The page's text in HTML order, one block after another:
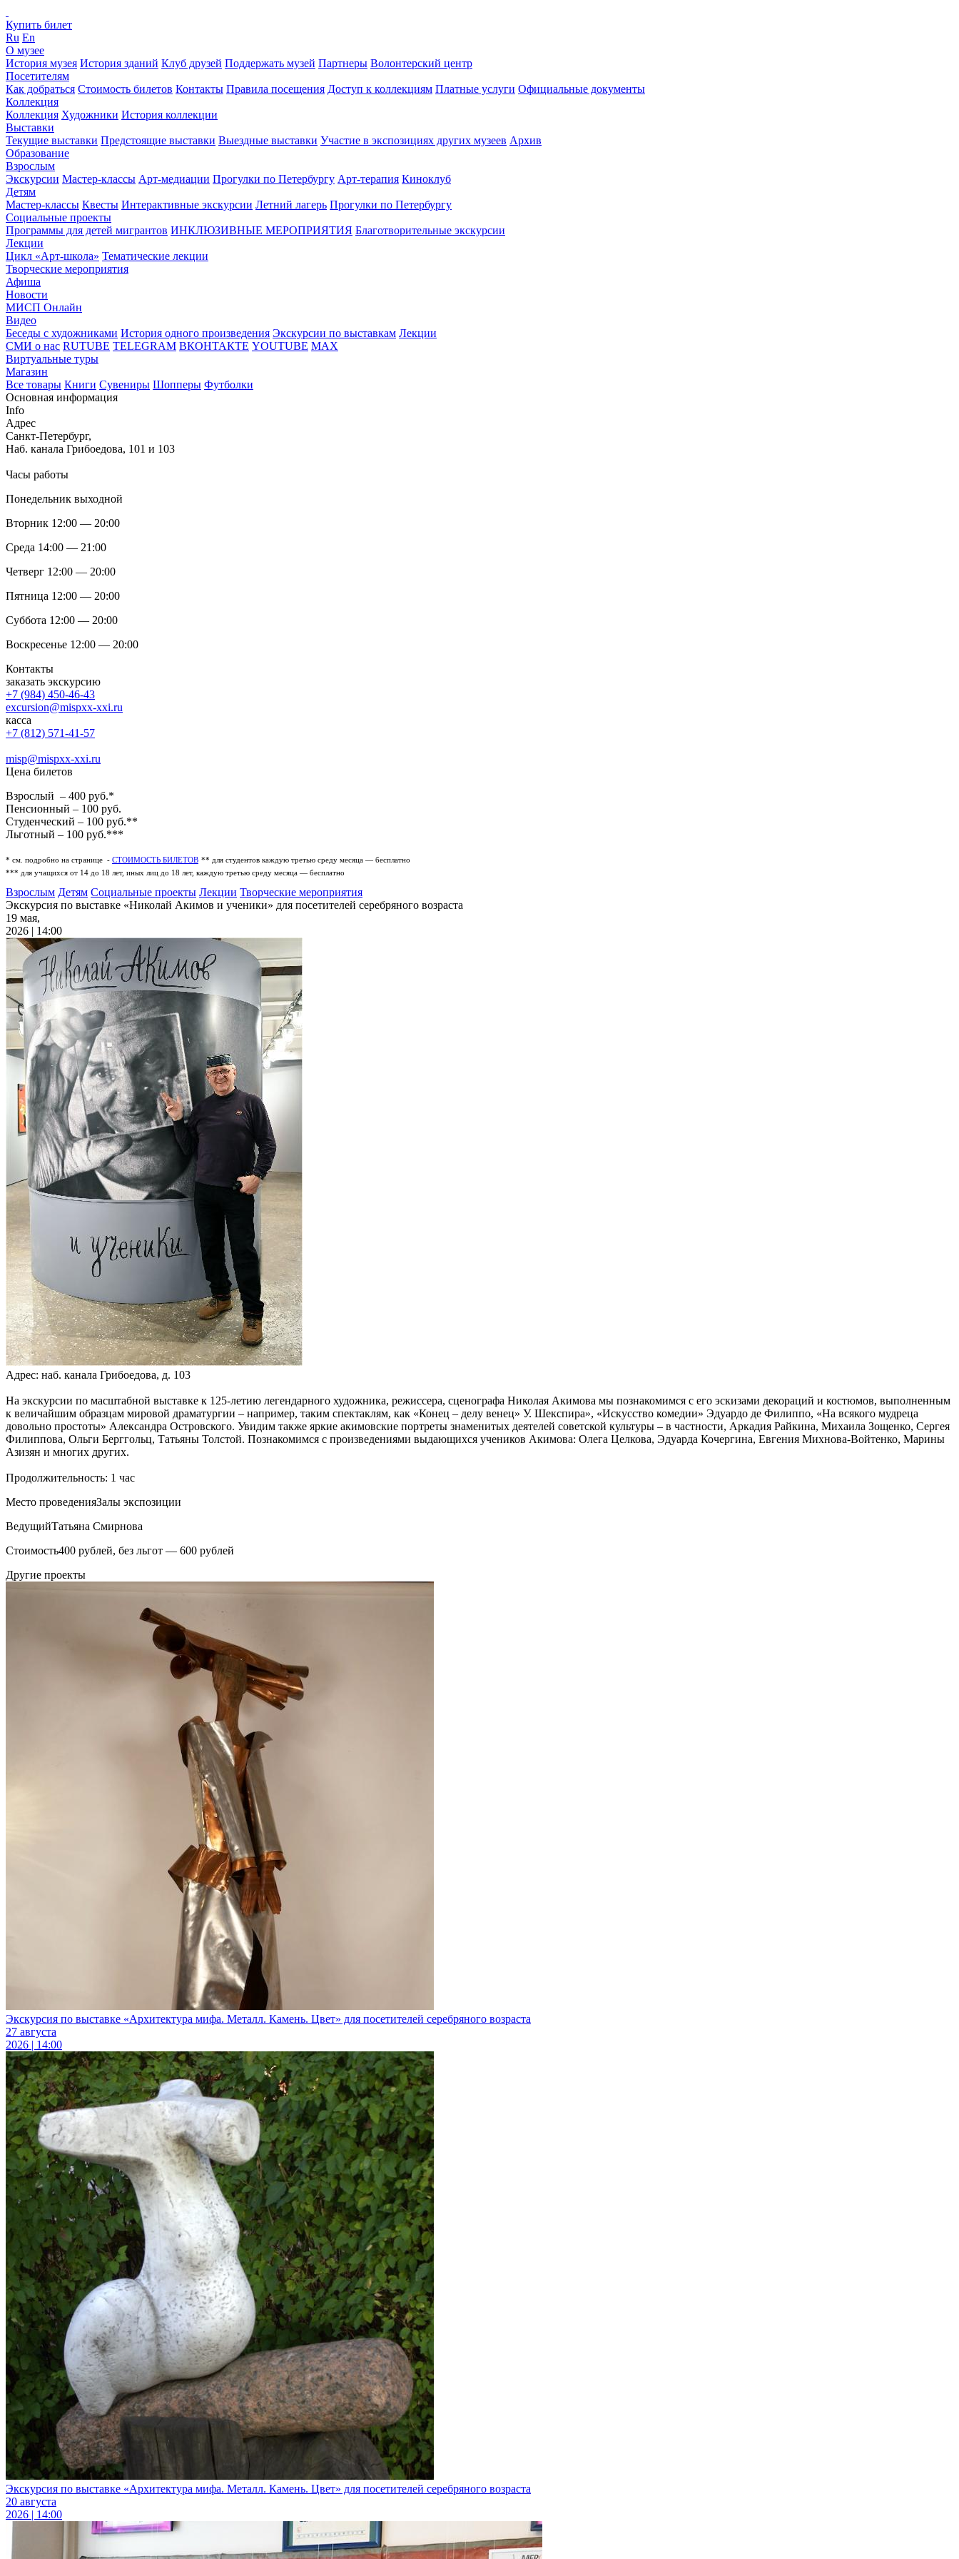
Купить билет
Ru En
О музее
История музея История зданий Клуб друзей Поддержать музей Партнеры Волонтерский центр
Посетителям
Как добраться Стоимость билетов Контакты Правила посещения Доступ к коллекциям Платные услуги Официальные документы
Коллекция
Коллекция Художники История коллекции
Выставки
Текущие выставки Предстоящие выставки Выездные выставки Участие в экспозициях других музеев Архив
Образование
Взрослым
Экскурсии Мастер-классы Арт-медиации Прогулки по Петербургу Арт-терапия Киноклуб
Детям
Мастер-классы Квесты Интерактивные экскурсии Летний лагерь Прогулки по Петербургу
Социальные проекты
Программы для детей мигрантов ИНКЛЮЗИВНЫЕ МЕРОПРИЯТИЯ Благотворительные экскурсии
Лекции
Цикл «Арт-школа» Тематические лекции
Творческие мероприятия
Афиша
Новости
МИСП Онлайн
Видео
Беседы с художниками История одного произведения Экскурсии по выставкам Лекции
СМИ о нас RUTUBE TELEGRAM ВКОНТАКТЕ YOUTUBE MAX
Виртуальные туры
Магазин
Все товары Книги Сувениры Шопперы Футболки
Основная информация
Info
Адрес
Санкт-Петербург,
Наб. канала Грибоедова, 101 и 103
Часы работы
Понедельник выходной
Вторник 12:00 — 20:00
Среда 14:00 — 21:00
Четверг 12:00 — 20:00
Пятница 12:00 — 20:00
Суббота 12:00 — 20:00
Воскресенье 12:00 — 20:00
Контакты
заказать экскурсию
+7 (984) 450-46-43
excursion@mispxx-xxi.ru
касса
+7 (812) 571-41-57
misp@mispxx-xxi.ru
Цена билетов
Взрослый – 400 руб.*
Пенсионный – 100 руб.
Студенческий – 100 руб.**
Льготный – 100 руб.***
* см. подробно на странице - СТОИМОСТЬ БИЛЕТОВ ** для студентов каждую третью среду месяца — бесплатно
*** для учащихся от 14 до 18 лет, иных лиц до 18 лет, каждую третью среду месяца — бесплатно
Взрослым Детям Социальные проекты Лекции Творческие мероприятия
Экскурсия по выставке «Николай Акимов и ученики» для посетителей серебряного возраста
19 мая,
2026 | 14:00
Адрес: наб. канала Грибоедова, д. 103
На экскурсии по масштабной выставке к 125-летию легендарного художника, режиссера, сценографа Николая Акимова мы познакомимся с его эскизами декораций и костюмов, выполненным
к величайшим образцам мировой драматургии – например, таким спектаклям, как «Конец – делу венец» У. Шекспира», «Искусство комедии» Эдуардо де Филиппо, «На всякого мудреца
довольно простоты» Александра Островского. Увидим также яркие акимовские портреты знаменитых деятелей советской культуры – в частности, Аркадия Райкина, Михаила Зощенко, Сергея
Филиппова, Ольги Берггольц, Татьяны Толстой. Познакомимся с произведениями выдающихся учеников Акимова: Олега Целкова, Эдуарда Кочергина, Евгения Михнова-Войтенко, Марины
Азизян и многих других.
Продолжительность: 1 час
Место проведенияЗалы экспозиции
ВедущийТатьяна Смирнова
Стоимость400 рублей, без льгот — 600 рублей
Другие проекты
Экскурсия по выставке «Архитектура мифа. Металл. Камень. Цвет» для посетителей серебряного возраста
27 августа
2026 | 14:00
Экскурсия по выставке «Архитектура мифа. Металл. Камень. Цвет» для посетителей серебряного возраста
20 августа
2026 | 14:00